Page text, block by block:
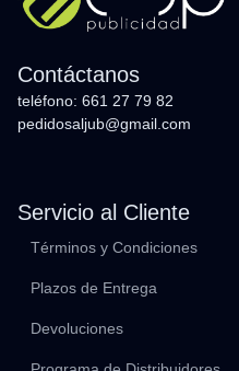
Contáctanos
teléfono: 661 27 79 82
pedidosaljub@gmail.com
Servicio al Cliente
Términos y Condiciones
Plazos de Entrega
Devoluciones